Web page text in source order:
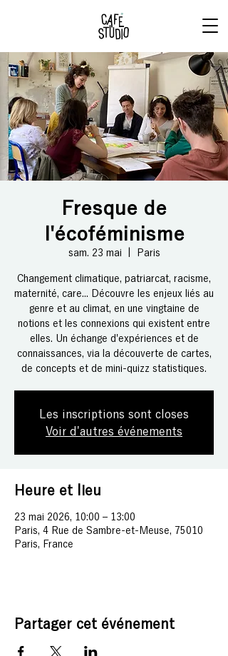
Fresque de
l'écoféminisme
sam. 23 mai Paris
Changement climatique, patriarcat, racisme,
maternité, care... Découvre les enjeux liés au
genre et au climat, en une vingtaine de
notions et les connexions qui existent entre
elles. Un échange d'expériences et de
connaissances, via la découverte de cartes,
de concepts et de mini-quizz statistiques.
Les inscriptions sont closes
Voir d'autres événements
Heure et lieu
23 mai 2026, 10:00 – 13:00
Paris, 4 Rue de Sambre-et-Meuse, 75010
Paris, France
Partager cet événement